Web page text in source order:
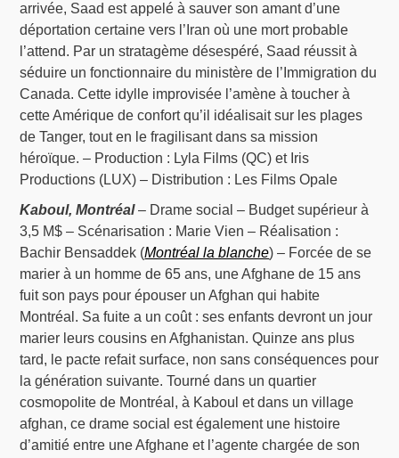
arrivée, Saad est appelé à sauver son amant d’une
déportation certaine vers l’Iran où une mort probable
l’attend. Par un stratagème désespéré, Saad réussit à
séduire un fonctionnaire du ministère de l’Immigration du
Canada. Cette idylle improvisée l’amène à toucher à
cette Amérique de confort qu’il idéalisait sur les plages
de Tanger, tout en le fragilisant dans sa mission
héroïque. – Production : Lyla Films (QC) et Iris
Productions (LUX) – Distribution : Les Films Opale
Kaboul, Montréal– Drame social – Budget supérieur à
3,5 M$ – Scénarisation : Marie Vien – Réalisation :
Bachir Bensaddek (Montréal la blanche) – Forcée de se
marier à un homme de 65 ans, une Afghane de 15 ans
fuit son pays pour épouser un Afghan qui habite
Montréal. Sa fuite a un coût : ses enfants devront un jour
marier leurs cousins en Afghanistan. Quinze ans plus
tard, le pacte refait surface, non sans conséquences pour
la génération suivante. Tourné dans un quartier
cosmopolite de Montréal, à Kaboul et dans un village
afghan, ce drame social est également une histoire
d’amitié entre une Afghane et l’agente chargée de son